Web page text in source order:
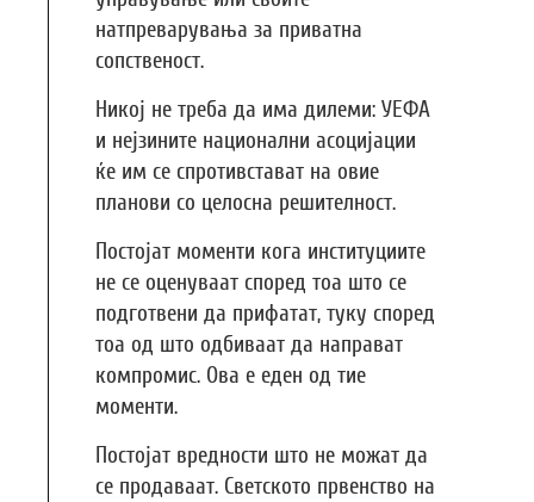
натпреварувања за приватна
сопственост.
Никој не треба да има дилеми: УЕФА
и нејзините национални асоцијации
ќе им се спротивстават на овие
планови со целосна решителност.
Постојат моменти кога институциите
не се оценуваат според тоа што се
подготвени да прифатат, туку според
тоа од што одбиваат да направат
компромис. Ова е еден од тие
моменти.
Постојат вредности што не можат да
се продаваат. Светското првенство на